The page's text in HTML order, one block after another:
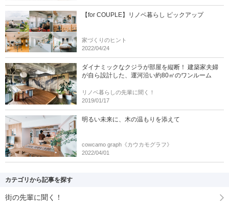
【for COUPLE】リノベ暮らし ピックアップ
家づくりのヒント
2022/04/24
ダイナミックなクジラが部屋を縦断！ 建築家夫婦
が自ら設計した、運河沿い約80㎡のワンルーム
リノベ暮らしの先輩に聞く！
2019/01/17
明るい未来に、木の温もりを添えて
cowcamo graph《カウカモグラフ》
2022/04/01
カテゴリから記事を探す
街の先輩に聞く！